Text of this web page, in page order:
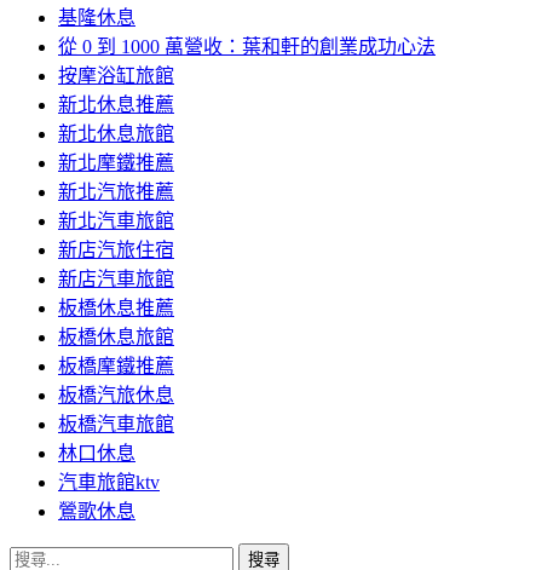
基隆休息
從 0 到 1000 萬營收：葉和軒的創業成功心法
按摩浴缸旅館
新北休息推薦
新北休息旅館
新北摩鐵推薦
新北汽旅推薦
新北汽車旅館
新店汽旅住宿
新店汽車旅館
板橋休息推薦
板橋休息旅館
板橋摩鐵推薦
板橋汽旅休息
板橋汽車旅館
林口休息
汽車旅館ktv
鶯歌休息
搜